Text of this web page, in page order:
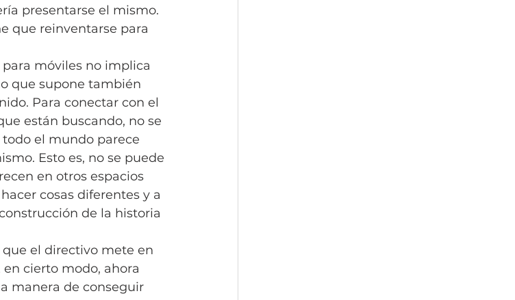
presentarse el mismo.
que reinventarse para
móviles no implica
que supone también
Para conectar con el
están buscando, no se
el mundo parece
Esto es, no se puede
en otros espacios
cosas diferentes y a
de la historia
que el directivo mete en
cierto modo, ahora
manera de conseguir